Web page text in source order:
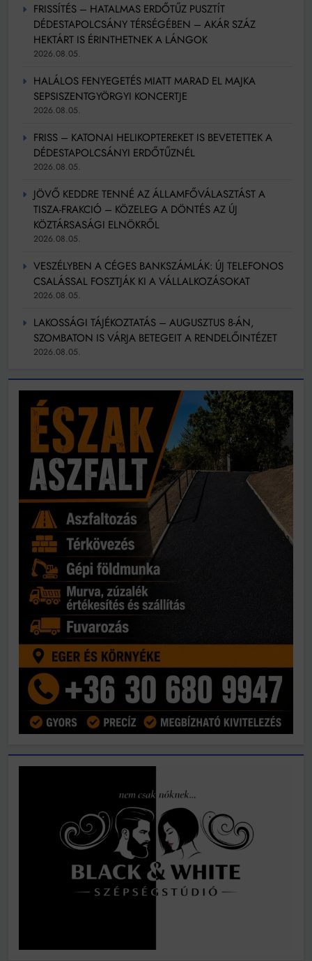
FRISSÍTÉS – HATALMAS ERDŐTŰZ PUSZTÍT
DÉDESTAPOLCSÁNY TÉRSÉGÉBEN – AKÁR SZÁZ
HEKTÁRT IS ÉRINTHETNEK A LÁNGOK
2026.08.05.
HALÁLOS FENYEGETÉS MIATT MARAD EL MAJKA
SEPSISZENTGYÖRGYI KONCERTJE
2026.08.05.
FRISS – KATONAI HELIKOPTEREKET IS BEVETETTEK A
DÉDESTAPOLCSÁNYI ERDŐTŰZNÉL
2026.08.05.
JÖVŐ KEDDRE TENNÉ AZ ÁLLAMFŐVÁLASZTÁST A
TISZA-FRAKCIÓ – KÖZELEG A DÖNTÉS AZ ÚJ
KÖZTÁRSASÁGI ELNÖKRŐL
2026.08.05.
VESZÉLYBEN A CÉGES BANKSZÁMLÁK: ÚJ TELEFONOS
CSALÁSSAL FOSZTJÁK KI A VÁLLALKOZÁSOKAT
2026.08.05.
LAKOSSÁGI TÁJÉKOZTATÁS – AUGUSZTUS 8-ÁN,
SZOMBATON IS VÁRJA BETEGEIT A RENDELŐINTÉZET
2026.08.05.